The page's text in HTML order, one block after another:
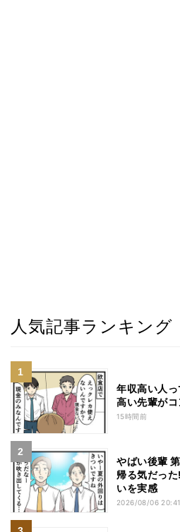
人気記事ランキング
年収高い人
高い先輩が
15時間前
やばい後輩
帰る気だっ
いを実感
2026/08/06 20:41